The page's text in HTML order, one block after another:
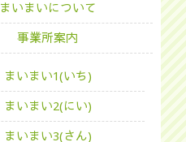
まいまいについて
事業所案内
まいまい1(いち)
まいまい2(にい)
まいまい3(さん)